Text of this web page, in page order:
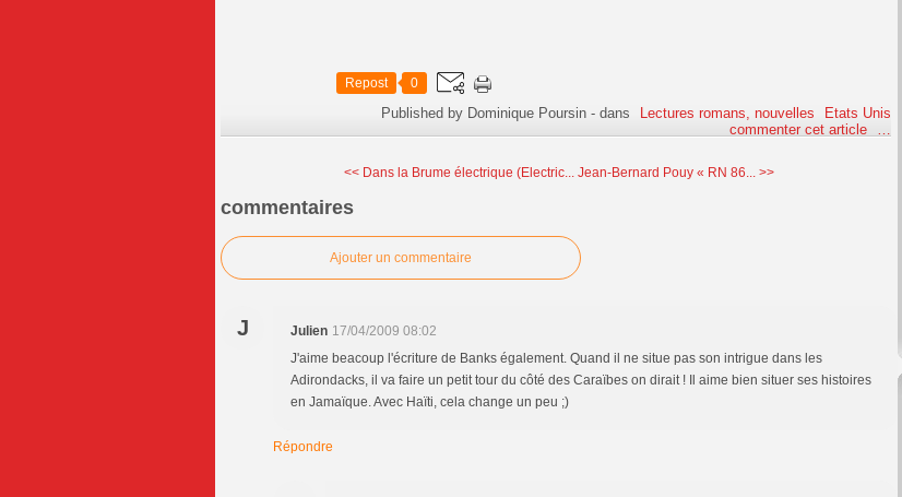
Repost 0
Published by Dominique Poursin -dans Lectures romans, nouvelles
Etats Unis
commenter cet article
…
<< Dans la Brume électrique (Electric... Jean-Bernard Pouy « RN 86... >>
commentaires
Ajouter un commentaire
J Julien 17/04/2009 08:02
J'aime beacoup l'écriture de Banks également. Quand il ne situe pas son intrigue dans les
Adirondacks, il va faire un petit tour du côté des Caraïbes on dirait ! Il aime bien situer ses histoires
en Jamaïque. Avec Haïti, cela change un peu ;)
Répondre